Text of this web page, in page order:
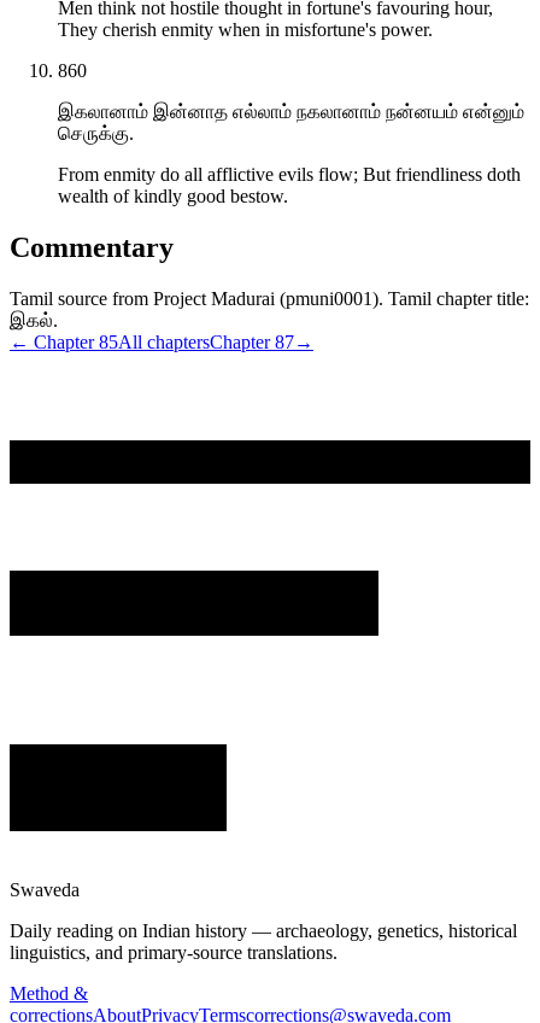
Men think not hostile thought in fortune's favouring hour,
They cherish enmity when in misfortune's power.
860
இகலானாம் இன்னாத எல்லாம் நகலானாம் நன்னயம் என்னும்
செருக்கு.
From enmity do all afflictive evils flow; But friendliness doth
wealth of kindly good bestow.
Commentary
Tamil source from Project Madurai (pmuni0001). Tamil chapter title:
இகல்.
← Chapter85All chaptersChapter87→
Swaveda
Daily reading on Indian history — archaeology, genetics, historical
linguistics, and primary-source translations.
Method &
correctionsAboutPrivacyTermscorrections@swaveda.com